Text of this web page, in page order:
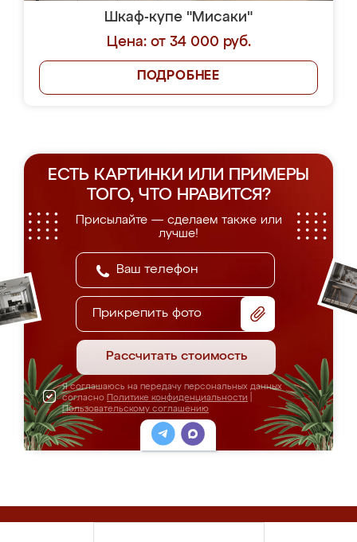
Шкаф-купе "Мисаки"
Цена: от 34 000 руб.
ПОДРОБНЕЕ
ЕСТЬ КАРТИНКИ ИЛИ ПРИМЕРЫ
ТОГО, ЧТО НРАВИТСЯ?
Присылайте — сделаем также или
лучше!
Прикрепить фото
Рассчитать стоимость
Я соглашаюсь на передачу персональных данных
согласно Политике конфиденциальности
Пользовательскому соглашению